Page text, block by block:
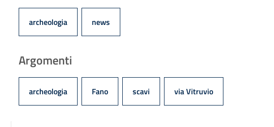
archeologia news
Argomenti
archeologia Fano scavi via Vitruvio